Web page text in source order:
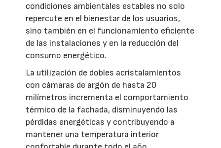
condiciones ambientales estables no solo
repercute en el bienestar de los usuarios,
sino también en el funcionamiento eficiente
de las instalaciones y en la reducción del
consumo energético.
La utilización de dobles acristalamientos
con cámaras de argón de hasta 20
milímetros incrementa el comportamiento
térmico de la fachada, disminuyendo las
pérdidas energéticas y contribuyendo a
mantener una temperatura interior